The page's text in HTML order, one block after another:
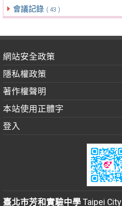
會議記錄 ( 43 )
網站安全政策
隱私權政策
著作權聲明
本站使用正體字
登入
臺北市芳和實驗中學Taipei City